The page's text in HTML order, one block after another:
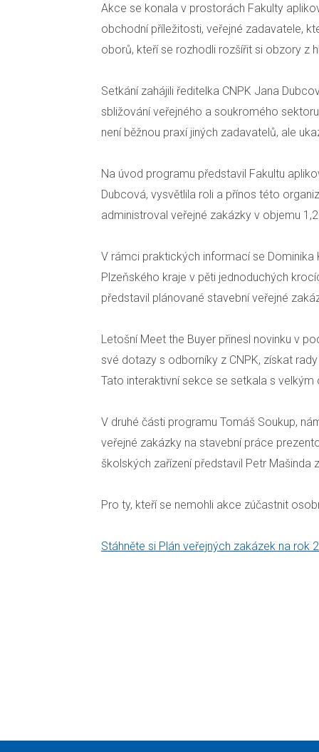
Akce se konala v prostorách Fakulty
obchodní příležitosti, veřejné zadavatele,
oborů, kteří se rozhodli rozšířit si obzory z
Setkání zahájili ředitelka CNPK Jana
sbližování veřejného a soukromého
není běžnou praxí jiných zadavatelů, ale
Na úvod programu představil Fakultu
Dubcová, vysvětlila roli a přínos této
administroval veřejné zakázky v objemu
V rámci praktických informací se
Plzeňského kraje v pěti jednoduchých
představil plánované stavební veřejné
Letošní Meet the Buyer přinesl novinku v
své dotazy s odborníky z CNPK, získat
Tato interaktivní sekce se setkala s velkým
V druhé části programu Tomáš Soukup,
veřejné zakázky na stavební práce
školských zařízení představil Petr Mašinda
Pro ty, kteří se nemohli akce zúčastnit
Stáhněte si Plán veřejných zakázek na rok